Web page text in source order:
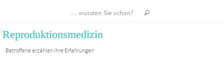
… wussten Sie schon?
Reproduktionsmedizin
Betroffene erzählen ihre Erfahrungen